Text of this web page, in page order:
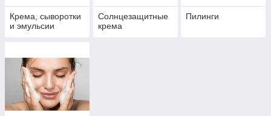
Крема, сыворотки
и эмульсии
Солнцезащитные
крема
Пилинги